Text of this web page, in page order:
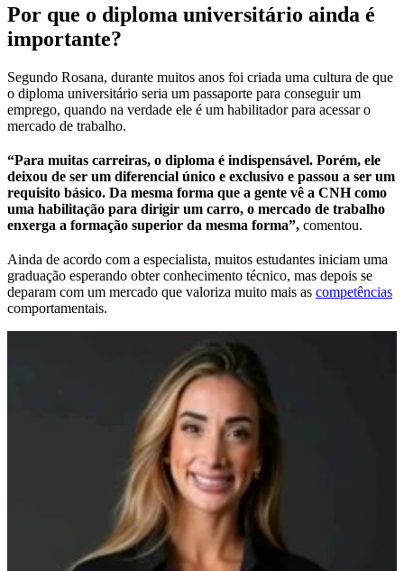
Por que o diploma universitário ainda é
importante?
Segundo Rosana, durante muitos anos foi criada uma cultura de que
o diploma universitário seria um passaporte para conseguir um
emprego, quando na verdade ele é um habilitador para acessar o
mercado de trabalho.
“Para muitas carreiras, o diploma é indispensável. Porém, ele
deixou de ser um diferencial único e exclusivo e passou a ser um
requisito básico. Da mesma forma que a gente vê a CNH como
uma habilitação para dirigir um carro, o mercado de trabalho
enxerga a formação superior da mesma forma”, comentou.
Ainda de acordo com a especialista, muitos estudantes iniciam uma
graduação esperando obter conhecimento técnico, mas depois se
deparam com um mercado que valoriza muito mais as competências
comportamentais.